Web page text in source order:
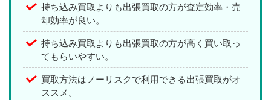
持ち込み買取よりも出張買取の方が査定効率・売
却効率が良い。
持ち込み買取よりも出張買取の方が高く買い取っ
てもらいやすい。
買取方法はノーリスクで利用できる出張買取がオ
ススメ。